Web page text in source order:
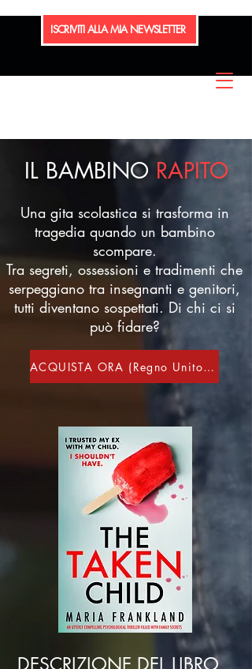
ISCRIVITI ALLA MIA NEWSLETTER
IL BAMBINO RAPITO
Una gita scolastica si trasforma in
tragedia quando un bambino
scompare.
Tra segreti, ossessioni e tradimenti che
serpeggiano tra insegnanti e genitori,
tutti diventano sospettati. Di chi ci si
può fidare?
ACQUISTA ORA (Regno Unito/Stati Uniti/Australia/Canada)
DESCRIZIONE DEL LIBRO